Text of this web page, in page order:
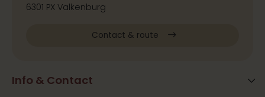
Info & Contact
6301 PX Valkenburg
Contact & route